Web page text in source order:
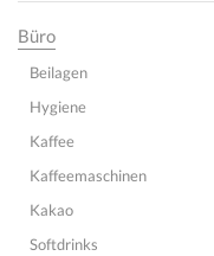
Büro
Beilagen
Hygiene
Kaffee
Kaffeemaschinen
Kakao
Softdrinks